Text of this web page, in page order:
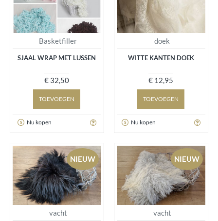
Basketfiller
SJAAL WRAP MET LUSSEN
€ 32,50
TOEVOEGEN
Nu kopen
doek
WITTE KANTEN DOEK
€ 12,95
TOEVOEGEN
Nu kopen
NIEUW
vacht
NIEUW
vacht